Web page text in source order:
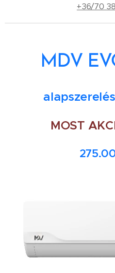
+36/70
MDV
MOST